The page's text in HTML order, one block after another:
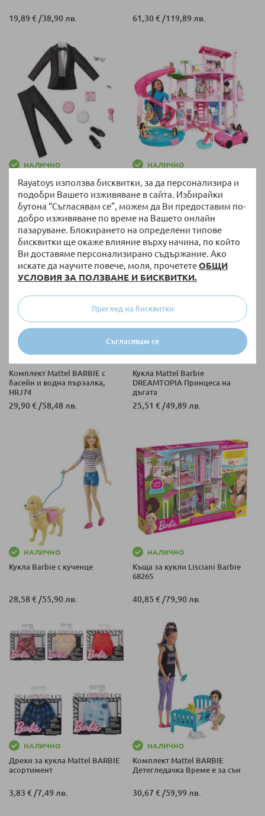
Rayatoys използва бисквитки, за да персонализира и
подобри Вашето изживяване в сайта. Избирайки
бутона “Съгласявам се”, можем да Ви предоставим по-
добро изживяване по време на Вашето онлайн
пазаруване. Блокирането на определени типове
бисквитки ще окаже влияние върху начина, по който
Ви доставяме персонализирано съдържание. Ако
искате да научите повече, моля, прочететеОБЩИ
УСЛОВИЯ ЗА ПОЛЗВАНЕ И БИСКВИТКИ.
Съгласявам се
Преглед на бисквитки
19,89 € /38,90 лв. 61,30 € /119,89 лв.
НАЛИЧНО
Комплект Mattel Barbie
Сватбен костюм за Кен и
асесоари, GWF11
14,27 €/27,91 лв.
НАЛИЧНО
Къща за кукли Mattel Barbie
Dreamhouse, на 3 етажа, 75
части, HMX10
316,49 €/619,00 лв.
Ново
Комплект Mattel BARBIE с
басейн и водна пързалка,
HRJ74
29,90 € /58,48 лв.
Кукла Mattel Barbie
DREAMTOPIA Принцеса на
дъгата
25,51 € /49,89 лв.
НАЛИЧНО
Кукла Barbie с кученце
28,58 € /55,90 лв.
НАЛИЧНО
Къща за кукли Lisciani Barbie
68265
40,85 € /79,90 лв.
НАЛИЧНО
Дрехи за кукла Mattel BARBIE
асортимент
3,83 € /7,49 лв.
НАЛИЧНО
Комплект Mattel BARBIE
Детегледачка Време е за сън
30,67 € /59,99 лв.